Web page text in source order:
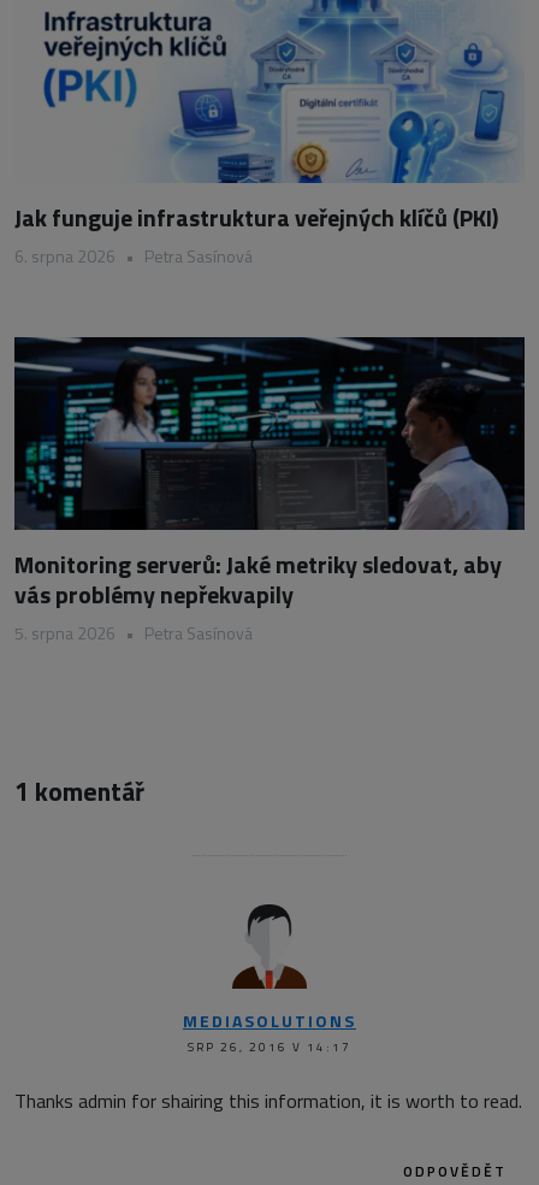
Jak funguje infrastruktura veřejných klíčů (PKI)
6. srpna 2026 • Petra Sasínová
Monitoring serverů: Jaké metriky sledovat, aby
vás problémy nepřekvapily
5. srpna 2026 • Petra Sasínová
1 komentář
MEDIASOLUTIONS
SRP 26, 2016 V 14:17
Thanks admin for shairing this information, it is worth to read.
ODPOVĚDĚT